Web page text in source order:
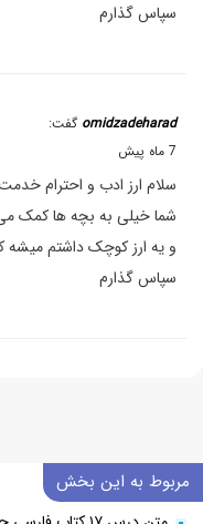
سپاس گذارم
omidzadeharad گفت:
7 ماه پیش
سلام ارز ادب و احترام
شما خیلی به بچه ها کمک
و یه ارز کوچک داشتم
سپاس گذارم
مربوط به این بخش